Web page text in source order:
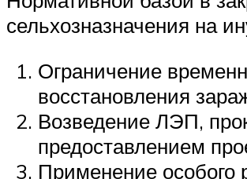
сельхозназначения на
Ограничение
восстановления
Возведение ЛЭП,
предоставлением
Применение особого